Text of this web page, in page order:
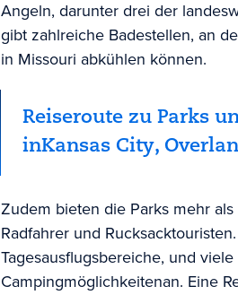
Angeln, darunter drei der
gibt zahlreiche Badestellen, an
in Missouri abkühlen können.
Reiseroute zu Parks
inKansas City,
Zudem bieten die Parks mehr
Radfahrer und
Tagesausflugsbereiche, und
Campingmöglichkeitenan. Eine